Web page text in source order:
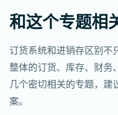
和这个专题相
订货系统和进销存区别不
整体的订货、库存、财务
几个密切相关的专题，建
案。